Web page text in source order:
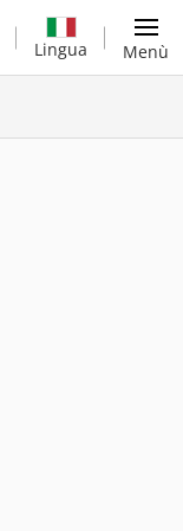
Lingua Menù